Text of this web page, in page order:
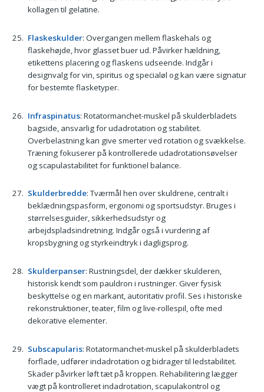
kollagen til gelatine.
Flaskeskulder: Overgangen mellem flaskehals og
flaskehøjde, hvor glasset buer ud. Påvirker hældning,
etikettens placering og flaskens udseende. Indgår i
designvalg for vin, spiritus og specialøl og kan være signatur
for bestemte flasketyper.
Infraspinatus: Rotatormanchet-muskel på skulderbladets
bagside, ansvarlig for udadrotation og stabilitet.
Overbelastning kan give smerter ved rotation og svækkelse.
Træning fokuserer på kontrollerede udadrotationsøvelser
og scapulastabilitet for funktionel balance.
Skulderbredde: Tværmål hen over skuldrene, centralt i
beklædningspasform, ergonomi og sportsudstyr. Bruges i
størrelsesguider, sikkerhedsudstyr og
arbejdspladsindretning. Indgår også i vurdering af
kropsbygning og styrkeindtryk i dagligsprog.
Skulderpanser: Rustningsdel, der dækker skulderen,
historisk kendt som pauldron i rustninger. Giver fysisk
beskyttelse og en markant, autoritativ profil. Ses i historiske
rekonstruktioner, teater, film og live-rollespil, ofte med
dekorative elementer.
Subscapularis: Rotatormanchet-muskel på skulderbladets
forflade, udfører indadrotation og bidrager til ledstabilitet.
Skader påvirker løft tæt på kroppen. Rehabilitering lægger
vægt på kontrolleret indadrotation, scapulakontrol og